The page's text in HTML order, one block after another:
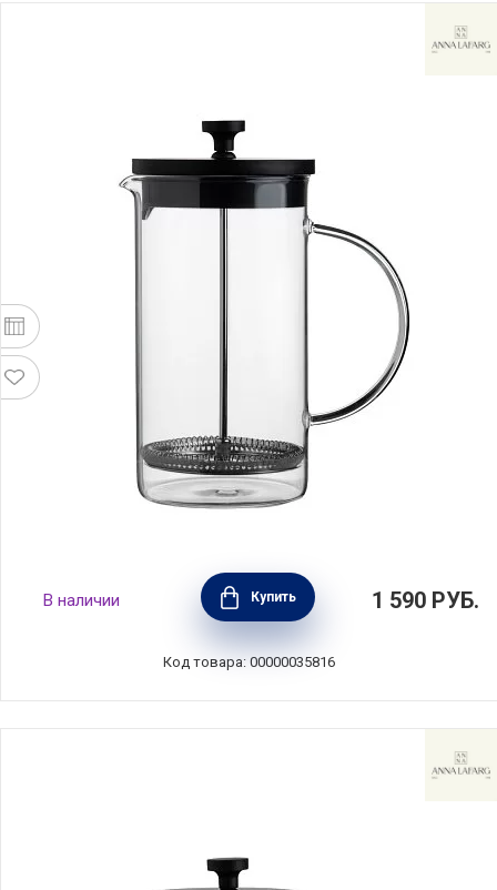
Френч-пресс 1 л, стекло+пластик,
прозрачный, Anna Lafarg, ANLAF-72656R
В наличии Купить 1 590 РУБ.
Код товара: 00000035816